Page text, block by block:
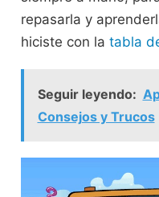
repasarla y
hiciste con la tabla
Seguir leyendo:
Consejos y Trucos